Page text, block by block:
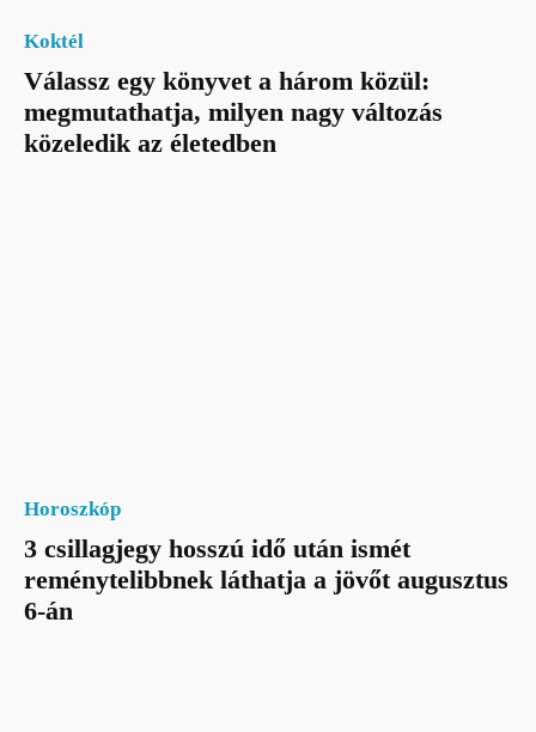
Koktél
Válassz egy könyvet a három közül:
megmutathatja, milyen nagy változás
közeledik az életedben
Horoszkóp
3 csillagjegy hosszú idő után ismét
reménytelibbnek láthatja a jövőt augusztus
6-án